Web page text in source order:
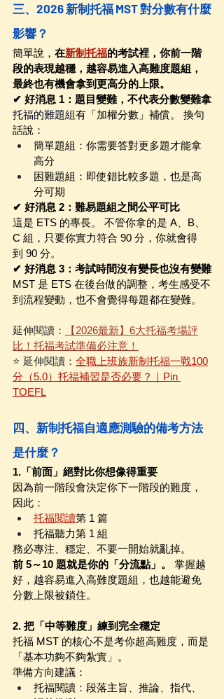
三、2026 新制托福 MST 對分數有什麼
影響？
簡單說， 在新制托福的考試裡，你前一階
段的表現越穩，越容易進入高難度題組，
最終也有機會拿到更高分的上限。
✔ 好消息 1：題目變難，不代表分數變難拿
托福的難題組有「加權分數」補償。 換句
話說：
簡單題組：你需要答對更多題才能拿
高分
困難題組：即使錯比較多題，也是高
分可期
✔ 好消息 2：難易題組之間公平可比
這是 ETS 的專長。 不管你拿的是 A、B、
C 組，只要你實力符合 90 分，你就會得
到 90 分。
✔ 好消息 3：考試時間沒有變長也沒有變難
MST 是 ETS 在後台做的調整，考生感受不
到流程變動，也不會覺得每題都在變難。
延伸閱讀：
【2026最新】6大托福考場評
比！托福考試準備必注意！
⭐️ 延伸閱讀： 全職上班族新制托福一戰100
分（5.0）托福補習是否必要？｜Pin
TOEFL
四、新制托福自適應測驗的備考方法
是什麼？
1.「前面」絕對比你想像得重要
因為前一階段會決定你下一階段的難度，
因此：
托福閱讀第 1 篇
托福聽力第 1 組
務必專注、穩定、不要一開始就亂掉。
前 5～10 題就是你的「分流點」。
掌握越
好，越容易進入高難度題組，也越能避免
分數上限被鎖住。
2. 把「中等難度」練到完全穩定
托福 MST 的核心不是考你超高難度，而是
「基本功夠不夠紮實」。
準備方向建議：
托福閱讀：段落主旨、推論、指代、